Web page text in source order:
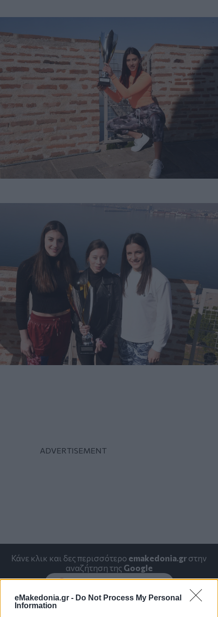
eMakedonia.gr - Do Not Process My Personal
Information
Κάνε κλικ και δες περισσότερο emakedonia.grστην
αναζήτηση της Google
Πρόσθεσέ το στηνGoogle